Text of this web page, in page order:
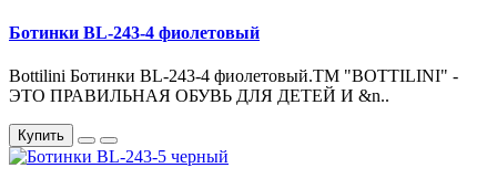
Ботинки BL-243-4 фиолетовый
Bottilini Ботинки BL-243-4 фиолетовый.ТМ "BOTTILINI" -
ЭТО ПРАВИЛЬНАЯ ОБУВЬ ДЛЯ ДЕТЕЙ И &n..
Купить